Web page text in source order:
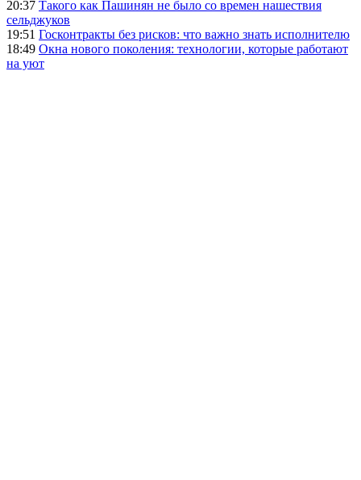
20:37 Такого как Пашинян не было со времен нашествия
сельджуков
19:51 Госконтракты без рисков: что важно знать исполнителю
18:49 Окна нового поколения: технологии, которые работают
на уют